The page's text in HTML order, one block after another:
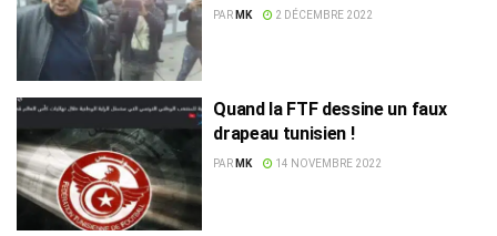
PAR MK 2 DÉCEMBRE 2022
Quand la FTF dessine un faux
drapeau tunisien !
PAR MK 14 NOVEMBRE 2022